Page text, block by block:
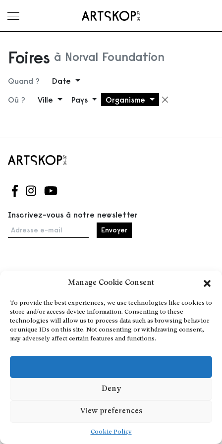
Manage Cookie Consent
To provide the best experiences, we use technologies like cookies to
store and/or access device information. Consenting to these
technologies will allow us to process data such as browsing behavior
or unique IDs on this site. Not consenting or withdrawing consent,
may adversely affect certain features and functions.
Deny
View preferences
Cookie Policy
Ouvrir le menu
Foires à Norval Foundation
Quand ?
Date
Où ?
Ville Pays Organisme
Suivez-nous sur Facebook
Suivez-nous sur Instagram
Suivez-nous sur Youtube
Inscrivez-vous à notre newsletter
Adresse e-mail
À propos
Partenaires
Contact
Conditions générales
Confidentialité et cookies